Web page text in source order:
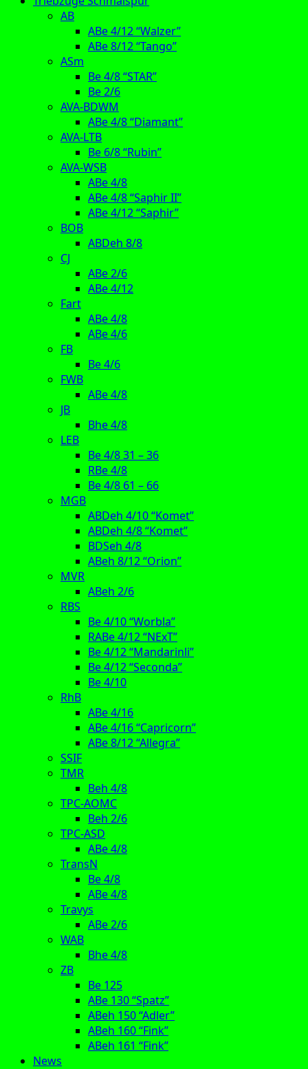
AB
ABe 4/12 “Walzer”
ABe 8/12 “Tango”
ASm
Be 4/8 “STAR”
Be 2/6
AVA-BDWM
ABe 4/8 “Diamant”
AVA-LTB
Be 6/8 “Rubin”
AVA-WSB
ABe 4/8
ABe 4/8 “Saphir II”
ABe 4/12 “Saphir”
BOB
ABDeh 8/8
CJ
ABe 2/6
ABe 4/12
Fart
ABe 4/8
ABe 4/6
FB
Be 4/6
FWB
ABe 4/8
JB
Bhe 4/8
LEB
Be 4/8 31 – 36
RBe 4/8
Be 4/8 61 – 66
MGB
ABDeh 4/10 “Komet”
ABDeh 4/8 “Komet”
BDSeh 4/8
ABeh 8/12 “Orion”
MVR
ABeh 2/6
RBS
Be 4/10 “Worbla”
RABe 4/12 “NExT”
Be 4/12 “Mandarinli”
Be 4/12 “Seconda”
Be 4/10
RhB
ABe 4/16
ABe 4/16 “Capricorn”
ABe 8/12 “Allegra”
SSIF
TMR
Beh 4/8
TPC-AOMC
Beh 2/6
TPC-ASD
ABe 4/8
TransN
Be 4/8
ABe 4/8
Travys
ABe 2/6
WAB
Bhe 4/8
ZB
Be 125
ABe 130 “Spatz”
ABeh 150 “Adler”
ABeh 160 “Fink”
ABeh 161 “Fink”
News